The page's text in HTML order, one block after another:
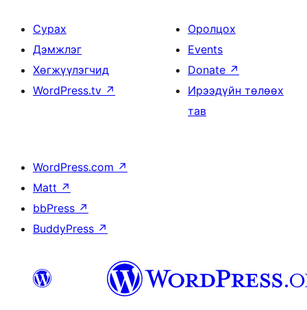
Сурах
Дэмжлэг
Хөгжүүлэгчид
WordPress.tv ↗
Оролцох
Events
Donate ↗
Ирээдүйн төлөөх
тав
WordPress.com ↗
Matt ↗
bbPress ↗
BuddyPress ↗